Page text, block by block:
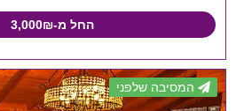
החל מ-3,000₪
המסיבה שלפני